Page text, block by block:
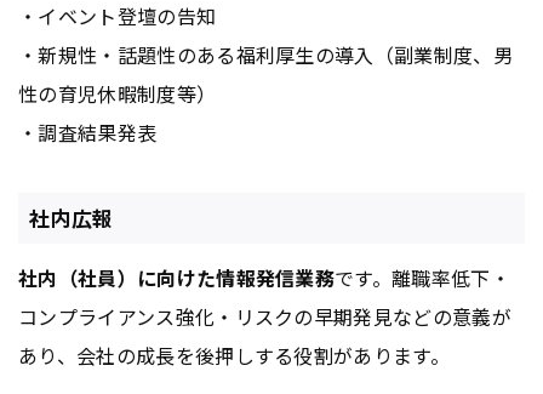
・イベント登壇の告知
・新規性・話題性のある福利厚生の導入（副業制度、男
性の育児休暇制度等）
・調査結果発表
社内広報
社内（社員）に向けた情報発信業務です。離職率低下・
コンプライアンス強化・リスクの早期発見などの意義が
あり、会社の成長を後押しする役割があります。